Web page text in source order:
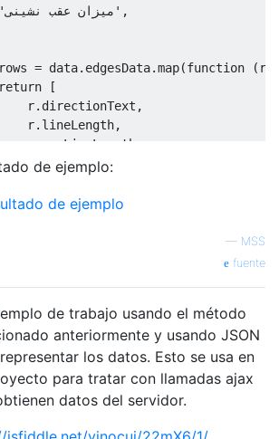
}
'میزان عقب نشینی' ,
= data. edgesData.map(function ( r
return
[
r
. directionText ,
r
. lineLength,
newLineLength
r
.stateText,
( GroupAnalyse.$results );
>').appendTo ( GroupAnalyse .
de ejemplo:
— MSS
fuente
de trabajo usando el método
anteriormente y usando JSON
los datos. Esto se usa en
para tratar con llamadas ajax
datos del servidor.